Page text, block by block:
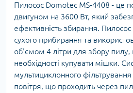
Пилосос Domotec MS-4408 - це
двигуном на 3600 Вт, який
ефективність збирання.
сухого прибирання та
об'ємом 4 літри для збору
необхідності купувати мішки.
мультициклонного
повітря, що проходить через